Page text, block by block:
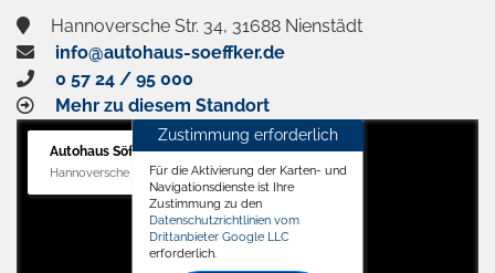
Hannoversche Str. 34, 31688 Nienstädt
info@autohaus-soeffker.de
0 57 24 / 95 000
Mehr zu diesem Standort
Autohaus Söffker GmbH
Hannoversche Str. 34, 31688 Nienstädt
Zustimmung erforderlich
Für die Aktivierung der Karten- und
Navigationsdienste ist Ihre
Zustimmung zu den
Datenschutzrichtlinien vom
Drittanbieter Google LLC
erforderlich.